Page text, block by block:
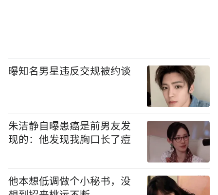
曝知名男星违反交规被约谈
朱洁静自曝患癌是前男友发
现的：他发现我胸口长了痘
他本想低调做个小秘书，没